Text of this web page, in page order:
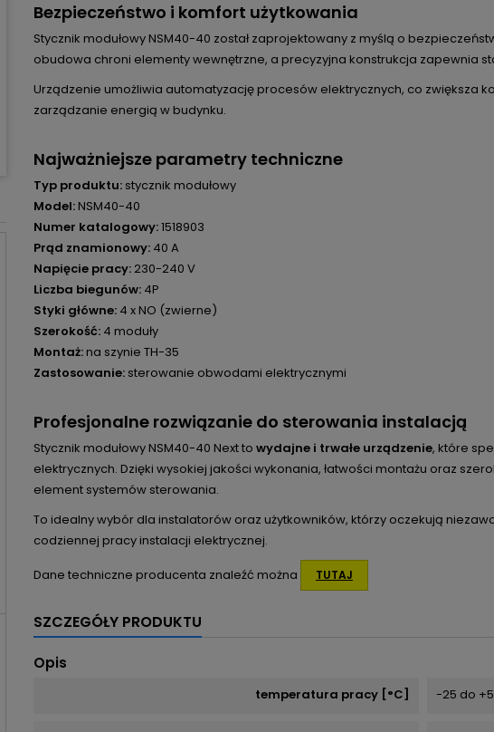
Bezpieczeństwo i komfort użytkowania
Stycznik modułowy NSM40-40 został zaprojektowany z myślą o
obudowa chroni elementy wewnętrzne, a precyzyjna konstrukcja zapewnia
Urządzenie umożliwia automatyzację procesów elektrycznych, co zwiększa
zarządzanie energią w budynku.
Najważniejsze parametry techniczne
Typ produktu: stycznik modułowy
Model:NSM40-40
Numer katalogowy:1518903
Prąd znamionowy: 40 A
Napięcie pracy: 230-240 V
Liczba biegunów: 4P
Styki główne: 4 x NO (zwierne)
Szerokość: 4 moduły
Montaż:na szynie TH-35
Zastosowanie: sterowanie obwodami elektrycznymi
Profesjonalne rozwiązanie do sterowania instalacją
Stycznik modułowy NSM40-40 Next to wydajne i trwałe urządzenie, które
elektrycznych. Dzięki wysokiej jakości wykonania, łatwości montażu oraz
element systemów sterowania.
To idealny wybór dla instalatorów oraz użytkowników, którzy oczekują
codziennej pracy instalacji elektrycznej.
Dane techniczne producenta znaleźć można
TUTAJ
SZCZEGÓŁY PRODUKTU
Opis
temperatura pracy [°C] -25 do